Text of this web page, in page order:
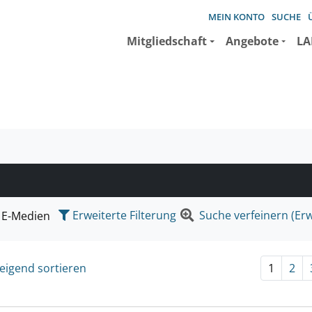
MEIN KONTO SUCHE
Mitgliedschaft Angebote
suchen wollen.
E-Medien Erweiterte Filterung Suche verfeinern
sortieren 1 2